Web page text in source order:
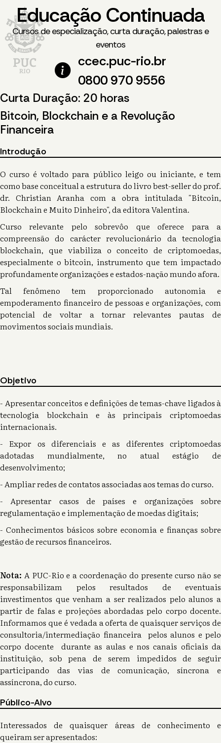
Educação Continuada
Cursos de especialização, curta duração, palestras e
eventos
ccec.puc-rio.br
0800 970 9556
Curta Duração: 20 horas
Bitcoin, Blockchain e a Revolução
Financeira
Introdução
O curso é voltado para público leigo ou iniciante, e tem
como base conceitual a estrutura do livro best-seller do prof.
dr. Christian Aranha com a obra intitulada "Bitcoin,
Blockchain e Muito Dinheiro", da editora Valentina.
Curso relevante pelo sobrevôo que oferece para a
compreensão do carácter revolucionário da tecnologia
blockchain, que viabiliza o conceito de criptomoedas,
especialmente o bitcoin, instrumento que tem impactado
profundamente organizações e estados-nação mundo afora.
Tal fenômeno tem proporcionado autonomia e
empoderamento financeiro de pessoas e organizações, com
potencial de voltar a tornar relevantes pautas de
movimentos sociais mundiais.
Objetivo
- Apresentar conceitos e definições de temas-chave ligados à
tecnologia blockchain e às principais criptomoedas
internacionais.
- Expor os diferenciais e as diferentes criptomoedas
adotadas mundialmente, no atual estágio de
desenvolvimento;
- Ampliar redes de contatos associadas aos temas do curso.
- Apresentar casos de países e organizações sobre
regulamentação e implementação de moedas digitais;
- Conhecimentos básicos sobre economia e finanças sobre
gestão de recursos financeiros.
Nota: A PUC-Rio e a coordenação do presente curso não se
responsabilizam pelos resultados de eventuais
investimentos que venham a ser realizados pelo alunos a
partir de falas e projeções abordadas pelo corpo docente.
Informamos que é vedada a oferta de quaisquer serviços de
consultoria/intermediação financeira pelos alunos e pelo
corpo docente durante as aulas e nos canais oficiais da
instituição, sob pena de serem impedidos de seguir
participando das vias de comunicação, síncrona e
assíncrona, do curso.
Público-Alvo
Interessados de quaisquer áreas de conhecimento e
queiram ser apresentados: